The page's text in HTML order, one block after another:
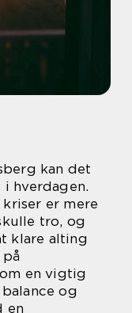
kan det
hverdagen.
er mere
tro, og
klare alting
en vigtig
og
en